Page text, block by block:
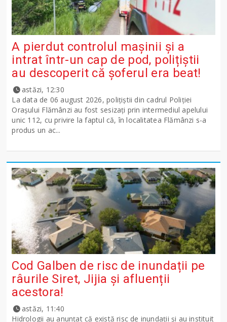
A pierdut controlul mașinii și a
intrat într-un cap de pod, polițiștii
au descoperit că șoferul era beat!
astăzi, 12:30
La data de 06 august 2026, polițiștii din cadrul Poliției
Orașului Flămânzi au fost sesizați prin intermediul apelului
unic 112, cu privire la faptul că, în localitatea Flămânzi s-a
produs un ac...
Cod Galben de risc de inundații pe
râurile Siret, Jijia și afluenții
acestora!
astăzi, 11:40
Hidrologii au anunțat că există risc de inundații și au instituit